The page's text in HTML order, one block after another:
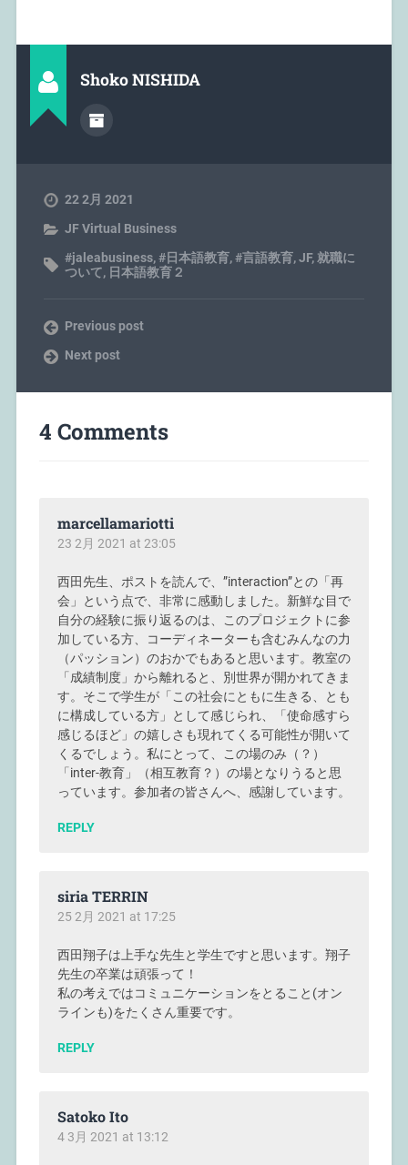
Shoko NISHIDA
22 2月 2021
JF Virtual Business
#jaleabusiness,#日本語教育,#言語教育,JF, 就職に
ついて, 日本語教育２
Previous post
Next post
4 Comments
marcellamariotti
23 2月 2021 at 23:05
西田先生、ポストを読んで、”interaction”との「再
会」という点で、非常に感動しました。新鮮な目で
自分の経験に振り返るのは、このプロジェクトに参
加している方、コーディネーターも含むみんなの力
（パッション）のおかでもあると思います。教室の
「成績制度」から離れると、別世界が開かれてきま
す。そこで学生が「この社会にともに生きる、とも
に構成している方」として感じられ、「使命感すら
感じるほど」の嬉しさも現れてくる可能性が開いて
くるでしょう。私にとって、この場のみ（？）
「inter-教育」（相互教育？）の場となりうると思
っています。参加者の皆さんへ、感謝しています。
REPLY
siria TERRIN
25 2月 2021 at 17:25
西田翔子は上手な先生と学生ですと思います。翔子
先生の卒業は頑張って！
私の考えではコミュニケーションをとること(オン
ラインも)をたくさん重要です。
REPLY
Satoko Ito
4 3月 2021 at 13:12